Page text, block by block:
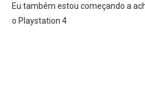
Eu também estou começando a
o Playstation 4